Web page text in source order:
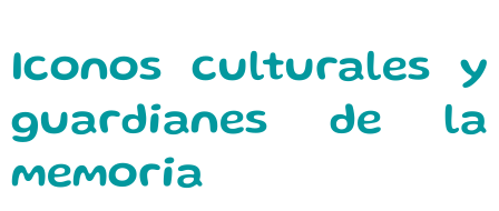
Iconos culturales y
guardianes de la
memoria